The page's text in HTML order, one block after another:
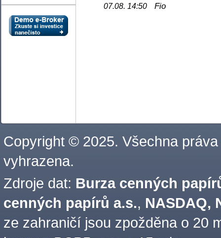
07.08. 14:50 Fio
Copyright © 2025. Všechna práva
vyhrazena.
Zdroje dat: Burza cenných
cenných papírů a.s., NASDAQ,
ze zahraničí jsou zpožděna o 20